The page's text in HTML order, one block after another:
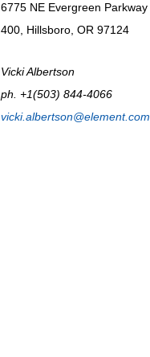
6775 NE Evergreen Parkway
400, Hillsboro, OR 97124
Vicki Albertson
ph. +1(503) 844-4066
vicki.albertson@element.com